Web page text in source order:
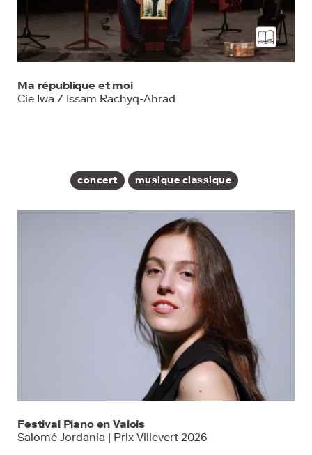
Ma république et moi
Cie Iwa / Issam Rachyq-Ahrad
concert musique classique
Festival Piano en Valois
Salomé Jordania | Prix Villevert 2026